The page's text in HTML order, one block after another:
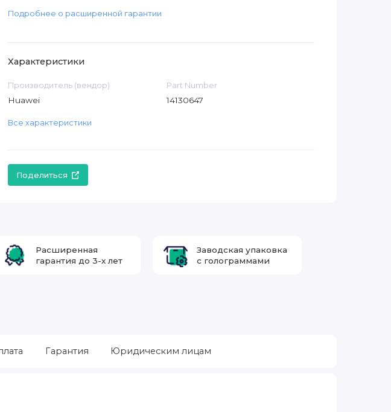
Подробнее о расширенной гарантии
Характеристики
Производитель (вендор)
Huawei
Part Number
14130647
Все характеристики
Поделиться
Расширенная
гарантия до 3-х лет
Заводская упаковка
с голограммами
Гарантия Юридическим лицам